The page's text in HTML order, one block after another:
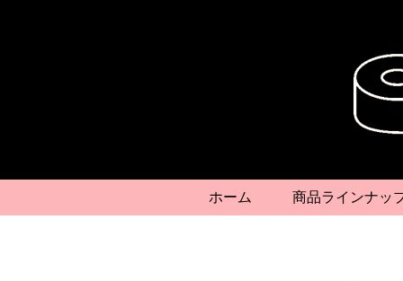
ホーム 商品ラインナッ